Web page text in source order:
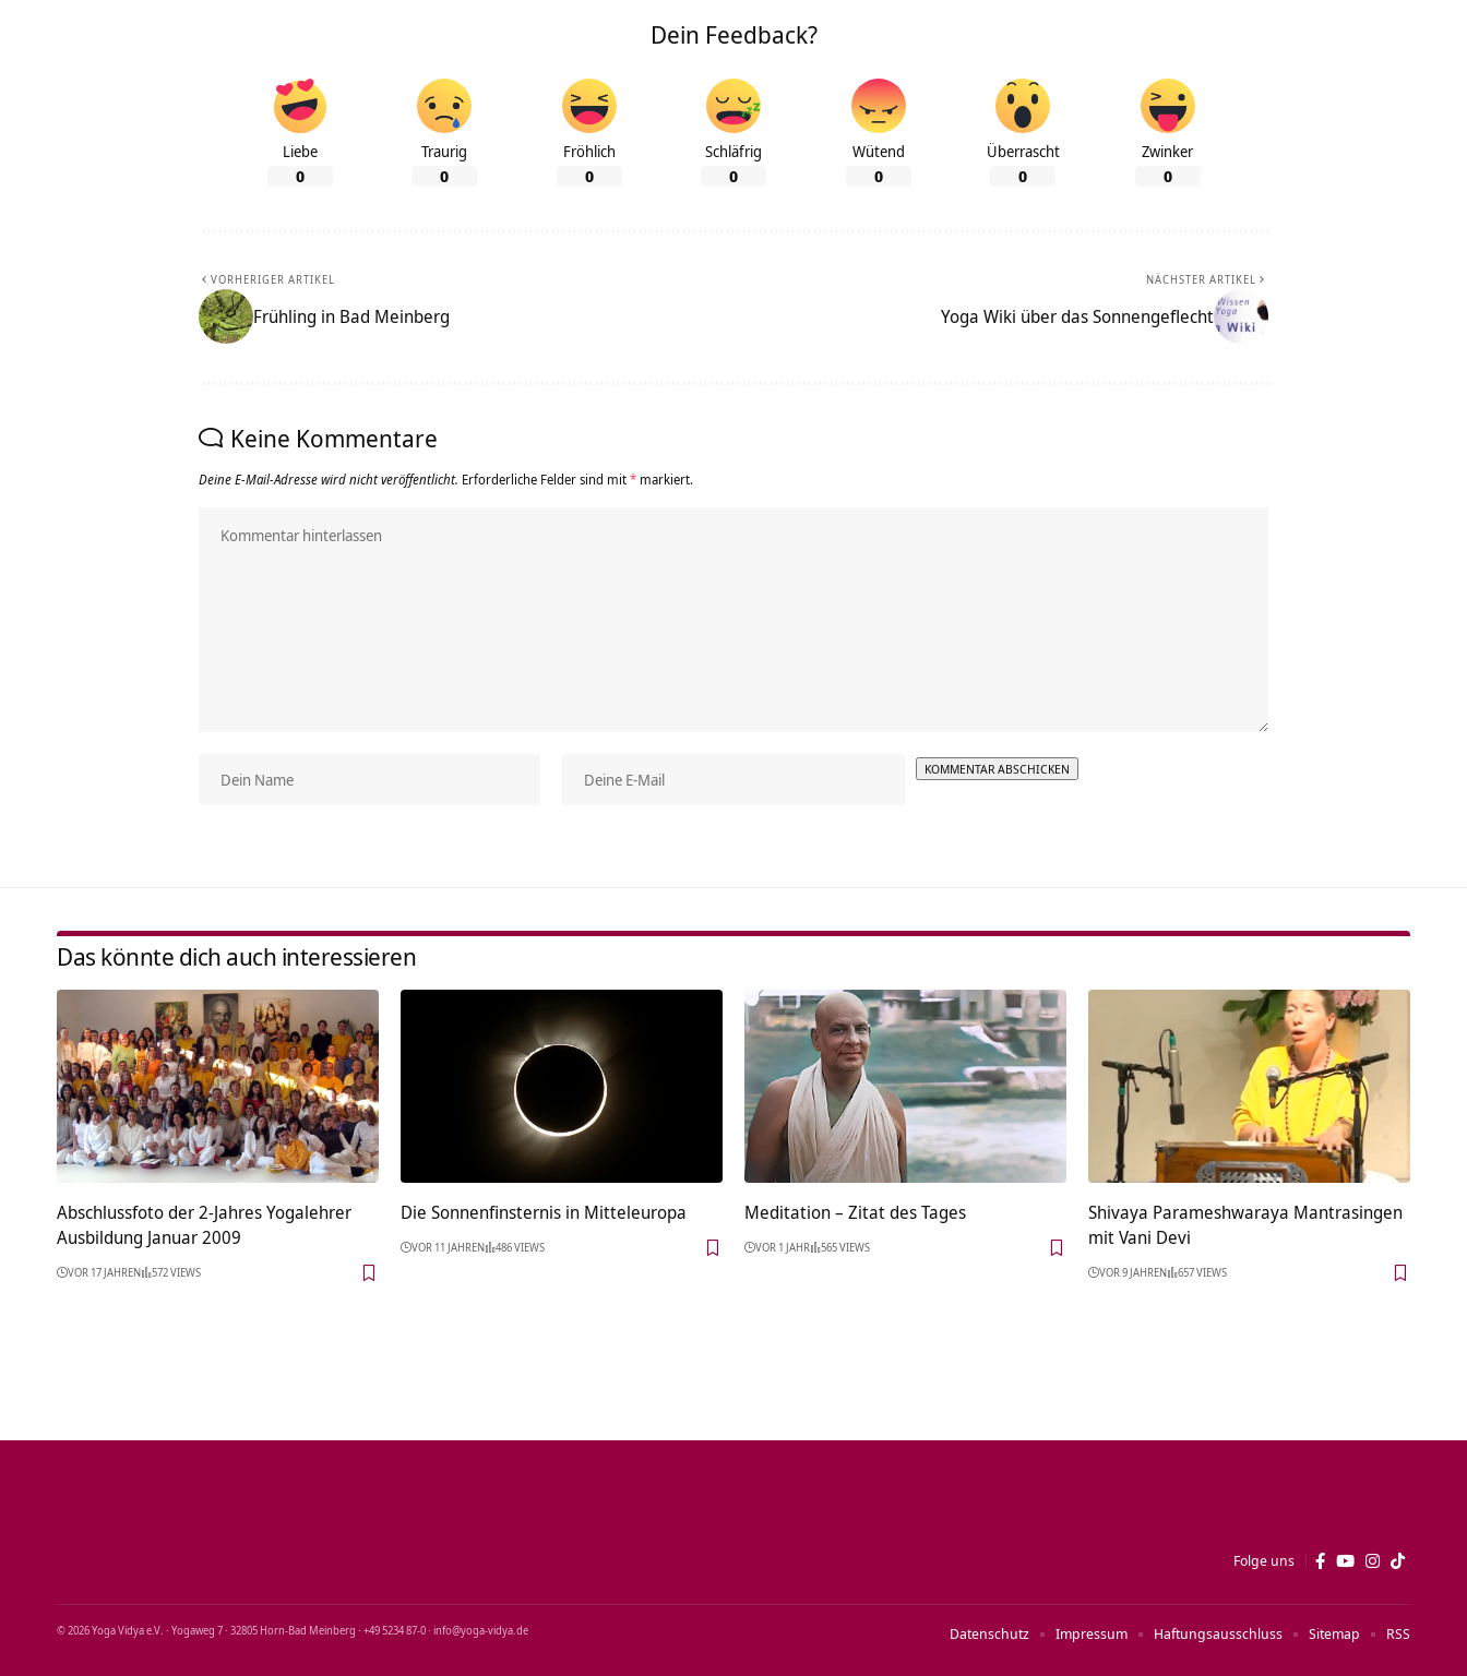
Dein Feedback?
Liebe
0
Traurig
0
Fröhlich
0
Schläfrig
0
Wütend
0
Überrascht
0
Zwinker
0
VORHERIGER ARTIKEL
Frühling in Bad Meinberg
NÄCHSTER ARTIKEL
Yoga Wiki über das Sonnengeflecht
Keine Kommentare
Deine E-Mail-Adresse wird nicht veröffentlicht. Erforderliche Felder sind mit* markiert.
Das könnte dich auch interessieren
Abschlussfoto der 2-Jahres Yogalehrer
Ausbildung Januar 2009
VOR 17 JAHREN 572 VIEWS
Die Sonnenfinsternis in Mitteleuropa
VOR 11 JAHREN 486 VIEWS
Meditation – Zitat des Tages
VOR 1 JAHR 565 VIEWS
Shivaya Parameshwaraya Mantrasingen
mit Vani Devi
VOR 9 JAHREN 657 VIEWS
Folge uns
© 2026 Yoga Vidya e.V. · Yogaweg 7 · 32805 Horn‑Bad Meinberg · +49 5234 87‑0 · info@yoga‑vidya.de Datenschutz Impressum Haftungsausschluss Sitemap RSS